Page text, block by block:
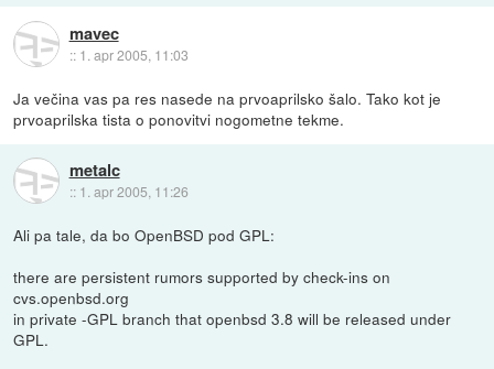
mavec
:: 1. apr 2005, 11:03
Ja večina vas pa res nasede na prvoaprilsko šalo. Tako kot je
prvoaprilska tista o ponovitvi nogometne tekme.
metalc
:: 1. apr 2005, 11:26
Ali pa tale, da bo OpenBSD pod GPL:
there are persistent rumors supported by check-ins on
cvs.openbsd.org
in private -GPL branch that openbsd 3.8 will be released under
GPL.